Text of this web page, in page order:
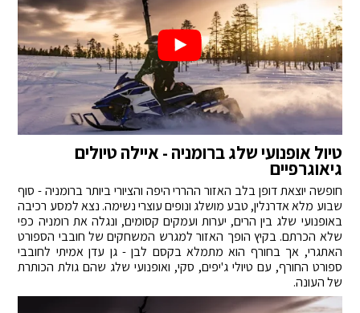
טיול אופנועי שלג ברומניה - איילה טיולים
גיאוגרפיים
חופשה יוצאת דופן בלב האזור ההררי היפה והציורי ביותר ברומניה - סוף
שבוע מלא אדרנלין, טבע מושלג ונופים עוצרי נשימה. נצא למסע רכיבה
באופנועי שלג בין הרים, יערות ועמקים קסומים, ונגלה את רומניה כפי
שלא הכרתם. בקיץ הופך האזור למגרש המשחקים של חובבי הספורט
האתגרי, אך בחורף הוא מתמלא בקסם לבן - גן עדן אמיתי לחובבי
ספורט החורף, עם טיולי ג'יפים, סקי, ואופנועי שלג שהם גולת הכותרת
של העונה.